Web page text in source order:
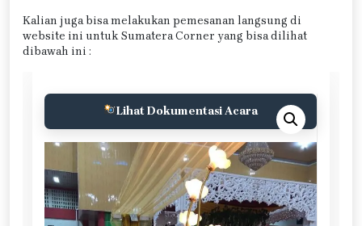
Kalian juga bisa melakukan pemesanan langsung di
website ini untuk Sumatera Corner yang bisa dilihat
dibawah ini :